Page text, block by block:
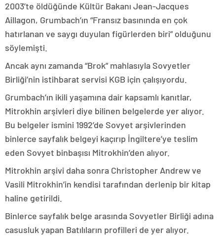
2003’te öldüğünde Kültür Bakanı Jean-Jacques
Aillagon, Grumbach’ın “Fransız basınında en çok
hatırlanan ve saygı duyulan figürlerden biri” olduğunu
söylemişti.
Ancak aynı zamanda “Brok” mahlasıyla Sovyetler
Birliği’nin istihbarat servisi KGB için çalışıyordu.
Grumbach’ın ikili yaşamına dair kapsamlı kanıtlar,
Mitrokhin arşivleri diye bilinen belgelerde yer alıyor.
Bu belgeler ismini 1992’de Sovyet arşivlerinden
binlerce sayfalık belgeyi kaçırıp İngiltere’ye teslim
eden Sovyet binbaşısı Mitrokhin’den alıyor.
Mitrokhin arşivi daha sonra Christopher Andrew ve
Vasili Mitrokhin’in kendisi tarafından derlenip bir kitap
haline getirildi.
Binlerce sayfalık belge arasında Sovyetler Birliği adına
casusluk yapan Batılıların profilleri de yer alıyor.